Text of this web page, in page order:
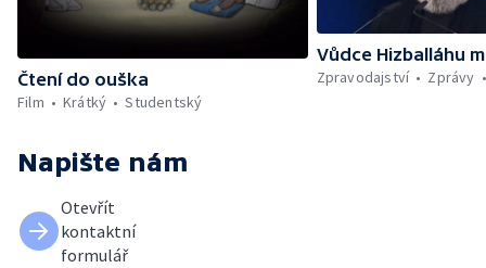
Čtení do ouška
Film
Krátký Studentský
Vůdce Hizballáhu
Zpravodajství
Zprávy
Napište nám
Otevřít
kontaktní
formulář